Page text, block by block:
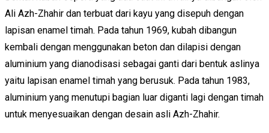
Ali Azh-Zhahir dan terbuat dari kayu yang disepuh dengan
lapisan enamel timah. Pada tahun 1969, kubah dibangun
kembali dengan menggunakan beton dan dilapisi dengan
aluminium yang dianodisasi sebagai ganti dari bentuk aslinya
yaitu lapisan enamel timah yang berusuk. Pada tahun 1983,
aluminium yang menutupi bagian luar diganti lagi dengan timah
untuk menyesuaikan dengan desain asli Azh-Zhahir.